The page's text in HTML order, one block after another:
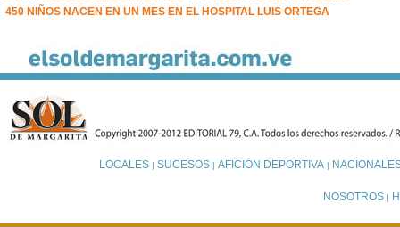
450 NIÑOS NACEN EN UN MES EN EL HOSPITAL LUIS ORTEGA
LOCALES| SUCESOS| AFICIÓN DEPORTIVA|
NOSOTROS |